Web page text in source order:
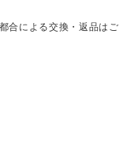
合による交換・返品はご